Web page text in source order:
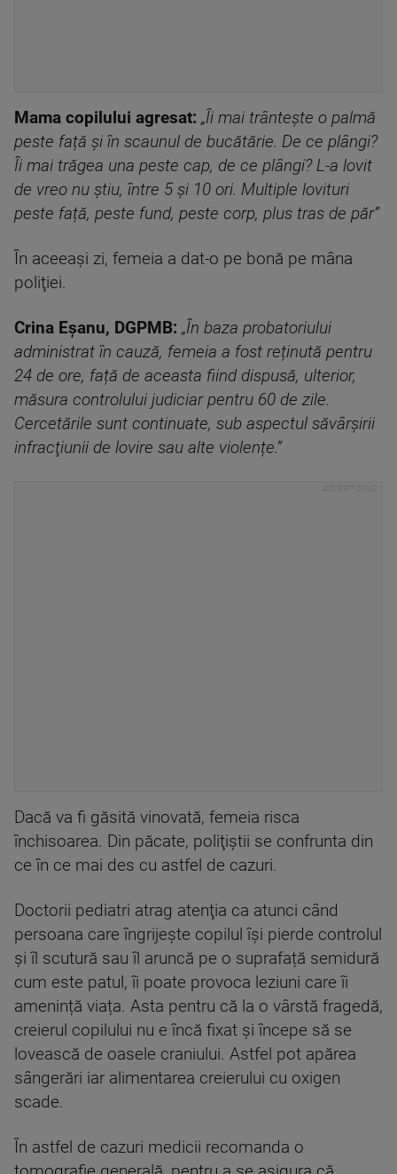
Mama copilului agresat: „Îi mai trântește o palmă
peste față și în scaunul de bucătărie. De ce plângi?
Îi mai trăgea una peste cap, de ce plângi? L-a lovit
de vreo nu știu, între 5 și 10 ori. Multiple lovituri
peste față, peste fund, peste corp, plus tras de păr”
În aceeaşi zi, femeia a dat-o pe bonă pe mâna
poliţiei.
Crina Eșanu, DGPMB: „În baza probatoriului
administrat în cauză, femeia a fost reținută pentru
24 de ore, față de aceasta fiind dispusă, ulterior,
măsura controlului judiciar pentru 60 de zile.
Cercetările sunt continuate, sub aspectul săvârşirii
infracţiunii de lovire sau alte violențe.”
Dacă va fi găsită vinovată, femeia risca
închisoarea. Din păcate, poliţiştii se confrunta din
ce în ce mai des cu astfel de cazuri.
Doctorii pediatri atrag atenţia ca atunci când
persoana care îngrijește copilul își pierde controlul
și îl scutură sau îl aruncă pe o suprafață semidură
cum este patul, îi poate provoca leziuni care îi
amenință viața. Asta pentru că la o vârstă fragedă,
creierul copilului nu e încă fixat şi începe să se
lovească de oasele craniului. Astfel pot apărea
sângerări iar alimentarea creierului cu oxigen
scade.
În astfel de cazuri medicii recomanda o